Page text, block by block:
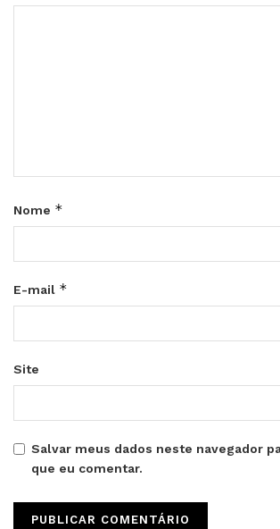
Nome *
E-mail *
Site
Salvar meus dados neste navegador
que eu comentar.